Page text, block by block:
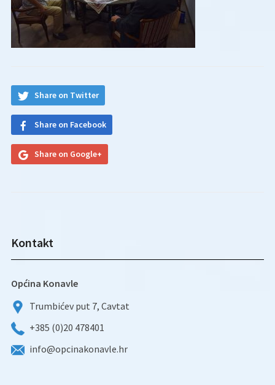
Share on Twitter
Share on Facebook
Share on Google+
Kontakt
Općina Konavle
Trumbićev put 7, Cavtat
+385 (0)20 478401
info@opcinakonavle.hr